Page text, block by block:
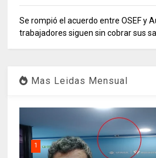
Se rompió el acuerdo entre OSEF y
trabajadores siguen sin cobrar sus
Mas Leidas Mensual
1